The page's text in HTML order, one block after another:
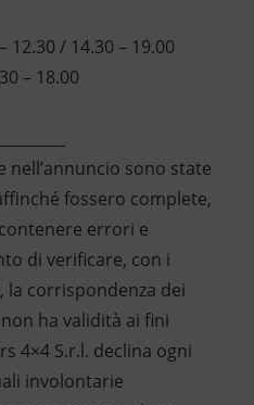
12.30 / 14.30 – 19.00
– 18.00
sono state
fossero complete,
errori e
di verificare, con i
corrispondenza dei
ha validità ai fini
4×4 S.r.l. declina ogni
involontarie